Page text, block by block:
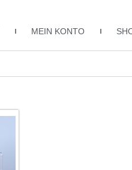
MEIN KONTO